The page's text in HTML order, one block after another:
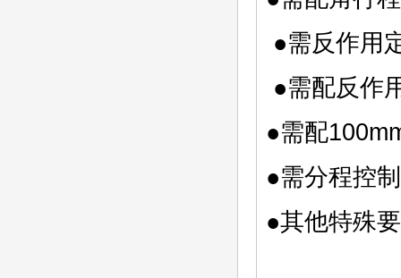
●需
●需
●需配
●需
●其他特殊